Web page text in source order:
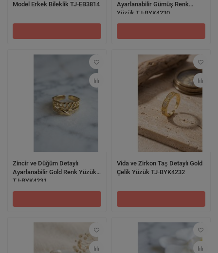
Model Erkek Bileklik TJ-EB3814
Ayarlanabilir Gümüş Renk
Yüzük TJ-BYK4230
Zincir ve Düğüm Detaylı
Ayarlanabilir Gold Renk Yüzük
TJ-BYK4231
Vida ve Zirkon Taş Detaylı Gold
Çelik Yüzük TJ-BYK4232